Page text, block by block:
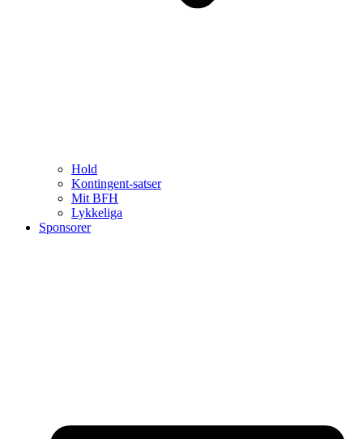
Hold
Kontingent-satser
Mit BFH
Lykkeliga
Sponsorer